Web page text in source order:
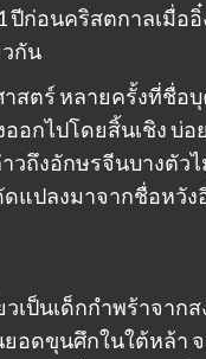
ก่อนคริสตกาลเมื่ออิ๋
กัน
สตร์ หลายครั้งที่ชื่อ
อกไปโดยสิ้นเชิง บ่
ถึงอักษรจีนบางตัว
แปลงมาจากชื่อหวัง
ป็นเด็กกำพร้าจาก
ดขุนศึกในใต้หล้า